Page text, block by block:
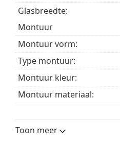
Glasbreedte:
montuur
Montuur vorm:
Type montuur:
Montuur kleur:
Montuur materiaal:
Breedte:
Toon meer